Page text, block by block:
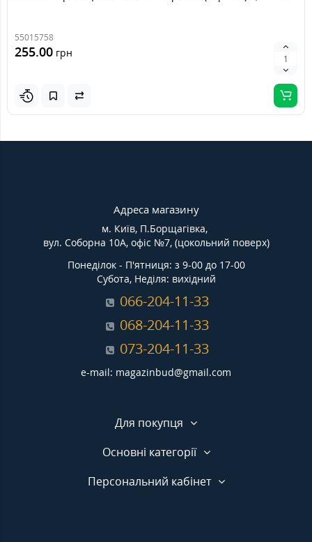
55015758
255.00 грн
Адреса магазину
м. Київ, П.Борщагівка,
вул. Соборна 10А, офіс №7, (цокольний поверх)
Понеділок - П'ятниця: з 9-00 до 17-00
Субота, Неділя: вихідний
066-204-11-33
068-204-11-33
073-204-11-33
e-mail: magazinbud@gmail.com
Для покупця
Основні категорії
Персональний кабінет